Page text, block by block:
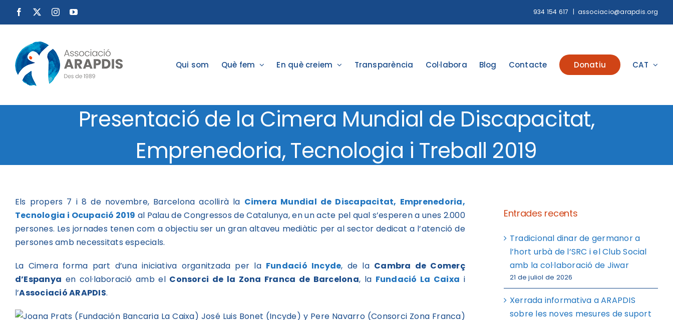
Facebook InstagramYouTube 934 154 617 | associacio@arapdis.org
Qui som Què fem En què creiem Transparència Col·labora Blog Contacte Donatiu CAT
Presentació de la Cimera Mundial de Discapacitat,
Emprenedoria, Tecnologia i Treball 2019
Els propers 7 i 8 de novembre, Barcelona acollirà la Cimera Mundial de Discapacitat, Emprenedoria,
Tecnologia i Ocupació 2019 al Palau de Congressos de Catalunya, en un acte pel qual s’esperen a unes 2.000
persones. Les jornades tenen com a objectiu ser un gran altaveu mediàtic per al sector dedicat a l’atenció de
persones amb necessitats especials.
La Cimera forma part d’una iniciativa organitzada per la Fundació Incyde, de la Cambra de Comerç
d’Espanya en col·laboració amb el Consorci de la Zona Franca de Barcelona, la Fundació La Caixa i
l’Associació ARAPDIS.
Entrades recents
Tradicional dinar de germanor a
l’hort urbà de l’SRC i el Club Social
amb la col·laboració de Jiwar
21 de juliol de 2026
Xerrada informativa a ARAPDIS
sobre les noves mesures de suport